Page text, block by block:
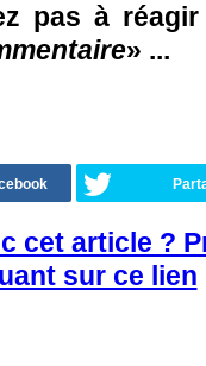
pas à
» ...
cet article ?
sur ce lien